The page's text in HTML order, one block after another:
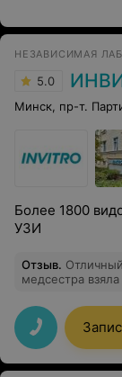
НЕЗАВИСИМАЯ
5.0
Минск, пр-т.
Более 1800
УЗИ
Отзыв.
медсестра